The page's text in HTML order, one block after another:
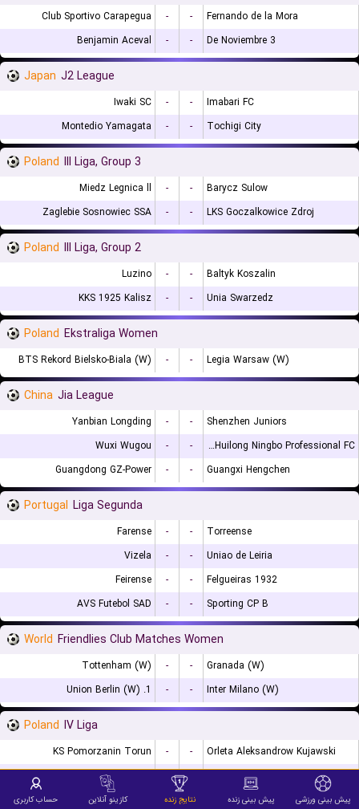
Club Sportivo Carapegua - -
Fernando de la Mora
Benjamin Aceval
- - 3 De Noviembre
Japan J2 League
Iwaki SC - -
Imabari FC
Montedio Yamagata
- - Tochigi City
Poland III Liga, Group 3
Miedz Legnica ll - -
Barycz Sulow
Zaglebie Sosnowiec SSA
- - LKS Goczalkowice Zdroj
Poland III Liga, Group 2
Luzino - -
Baltyk Koszalin
KKS 1925 Kalisz
- - Unia Swarzedz
Poland Ekstraliga Women
BTS Rekord Bielsko-Biala (W) - - Legia Warsaw (W)
China Jia League
Yanbian Longding - -
Shenzhen Juniors
Wuxi Wugou
- -
Shanghai Jiading Huilong Ningbo Professional FC
Guangdong GZ-Power
- - Guangxi Hengchen
Portugal Liga Segunda
Farense - -
Torreense
Vizela
- -
Uniao de Leiria
Feirense
- -
Felgueiras 1932
AVS Futebol SAD
- - Sporting CP B
World Friendlies Club Matches Women
Tottenham (W) - -
Granada (W)
1. Union Berlin (W)
- - Inter Milano (W)
Poland IV Liga
KS Pomorzanin Torun - -
Orleta Aleksandrow Kujawski
MKS Strug Tyczyn
Wislok Wisniowa
Mlks Znicz Biala Piska
- - Polonia Paslek پیش بینی ورزشی پیش بینی زنده نتایج زنده کازینو آنلاین حساب کاربری